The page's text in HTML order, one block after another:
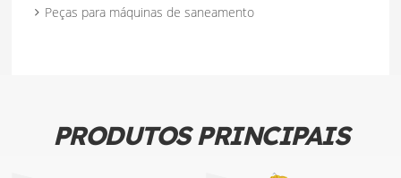
Peças para máquinas de saneamento
PRODUTOS PRINCIPAIS